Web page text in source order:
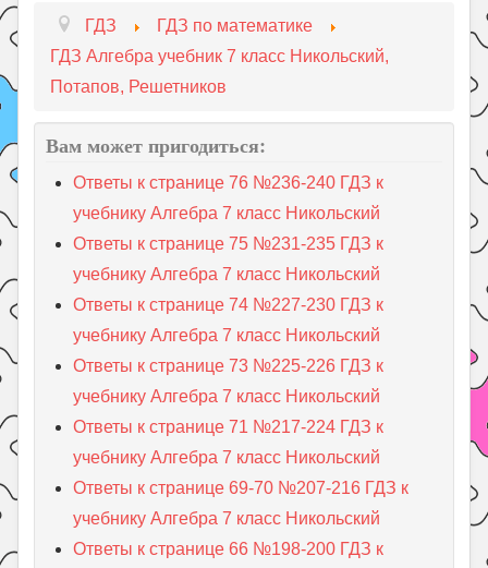
ГДЗ
ГДЗ по математике
ГДЗ Алгебра учебник 7 класс Никольский,
Потапов, Решетников
Вам может пригодиться:
Ответы к странице 76 №236-240 ГДЗ к
учебнику Алгебра 7 класс Никольский
Ответы к странице 75 №231-235 ГДЗ к
учебнику Алгебра 7 класс Никольский
Ответы к странице 74 №227-230 ГДЗ к
учебнику Алгебра 7 класс Никольский
Ответы к странице 73 №225-226 ГДЗ к
учебнику Алгебра 7 класс Никольский
Ответы к странице 71 №217-224 ГДЗ к
учебнику Алгебра 7 класс Никольский
Ответы к странице 69-70 №207-216 ГДЗ к
учебнику Алгебра 7 класс Никольский
Ответы к странице 66 №198-200 ГДЗ к